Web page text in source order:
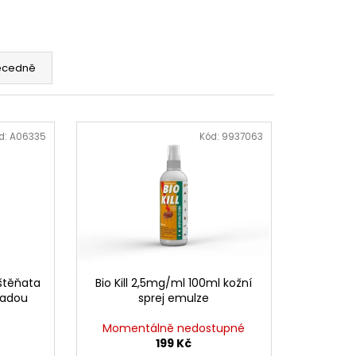
A06335
Bio Kill 2,5mg/ml 100ml kožní
sprej emulze
Momentálně nedostupné
199 Kč
Kód: 9937063
YUMMY TUNA TREAT